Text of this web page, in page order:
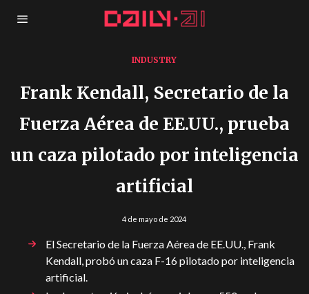
INDUSTRY
Frank Kendall, Secretario de la
Fuerza Aérea de EE.UU., prueba
un caza pilotado por inteligencia
artificial
4 de mayo de 2024
El Secretario de la Fuerza Aérea de EE.UU., Frank
Kendall, probó un caza F-16 pilotado por inteligencia
artificial.